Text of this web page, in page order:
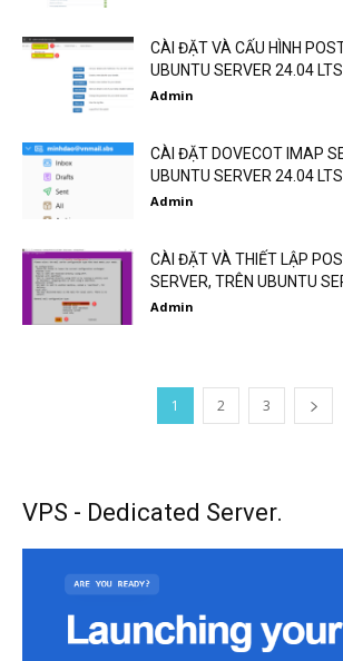
CÀI ĐẶT VÀ CẤU HÌNH
UBUNTU SERVER 24.04 LTS.
Admin
CÀI ĐẶT DOVECOT IMAP
UBUNTU SERVER 24.04 LTS.
Admin
CÀI ĐẶT VÀ THIẾT LẬP
SERVER, TRÊN UBUNTU
Admin
1 2 3
VPS - Dedicated Server.